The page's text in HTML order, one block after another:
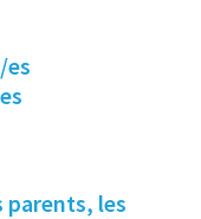
es
parents, les